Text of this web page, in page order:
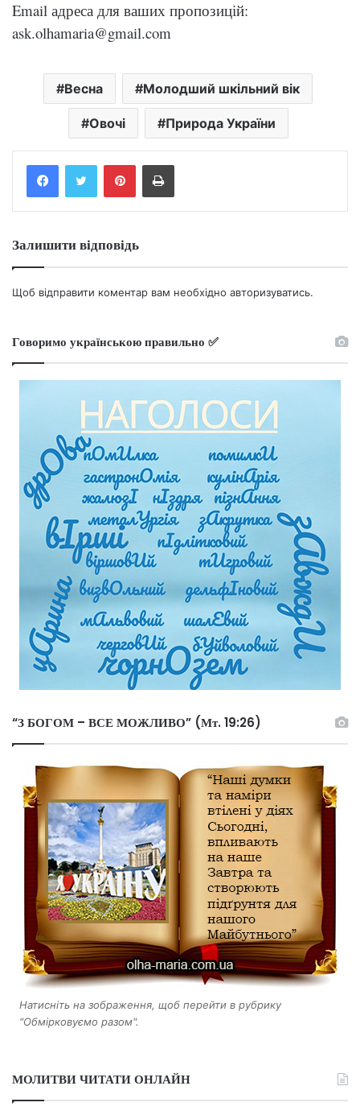
Email адреса для ваших пропозицій:
ask.olhamaria@gmail.com
Весна Молодший шкільний вік
Овочі Природа України
FacebookTwitter PinterestPrint
Залишити відповідь
Щоб відправити коментар вам необхідно авторизуватись.
Говоримо українською правильно ✅
“З БОГОМ – ВСЕ МОЖЛИВО” (Мт. 19:26)
Натисніть на зображення, щоб перейти в рубрику
"Обмірковуємо разом".
МОЛИТВИ ЧИТАТИ ОНЛАЙН